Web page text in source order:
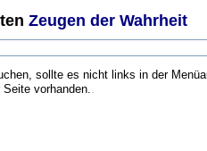
Zeugen der Wahrheit
sollte es nicht links in der
vorhanden.